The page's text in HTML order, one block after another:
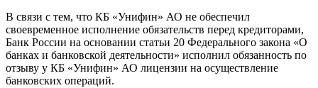
В связи с тем, что КБ «Унифин» АО не обеспечил
своевременное исполнение обязательств перед кредиторами,
Банк России на основании статьи 20 Федерального закона «О
банках и банковской деятельности» исполнил обязанность по
отзыву у КБ «Унифин» АО лицензии на осуществление
банковских операций.